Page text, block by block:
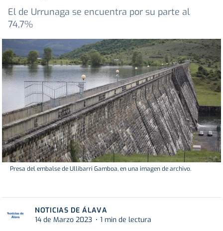
El de Urrunaga se encuentra por su parte al
74,7%
Presa del embalse de Ullibarri Gamboa, en una imagen de archivo.
NOTICIAS DE ÁLAVA
14 de Marzo 2023
1 min de lectura